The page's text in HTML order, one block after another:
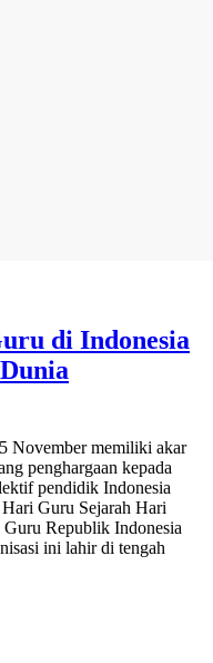
di Indonesia
November memiliki akar
penghargaan kepada
pendidik Indonesia
Guru Sejarah Hari
Republik Indonesia
ini lahir di tengah